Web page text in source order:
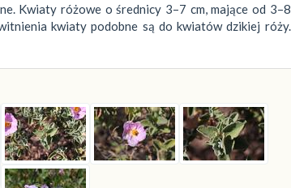
Kwiaty różowe o średnicy 3–7 cm, mające od 3–8
kwiaty podobne są do kwiatów dzikiej róży.